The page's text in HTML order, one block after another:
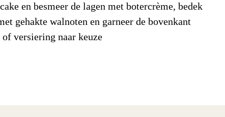
g/100gr
en besmeer de lagen met botercrème, bedek
gehakte walnoten en garneer de bovenkant
versiering naar keuze